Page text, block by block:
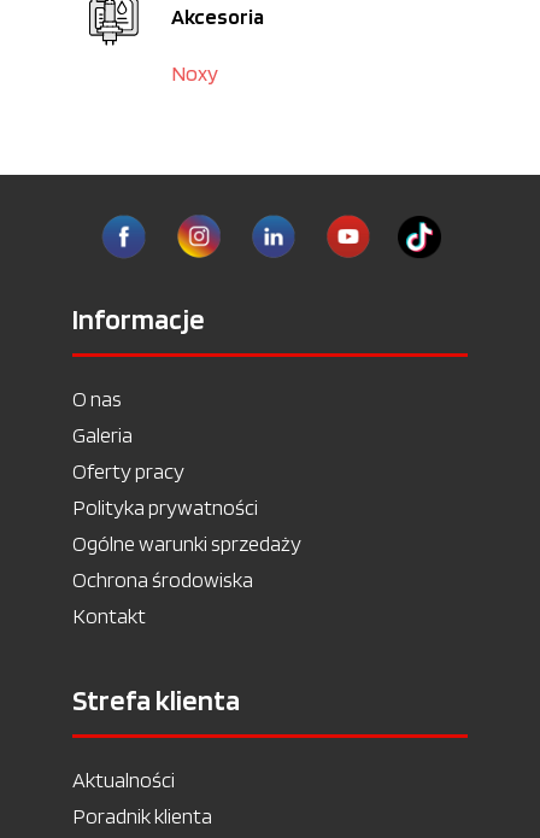
Akcesoria
Noxy
Informacje
O nas
Galeria
Oferty pracy
Polityka prywatności
Ogólne warunki sprzedaży
Ochrona środowiska
Kontakt
Strefa klienta
Aktualności
Poradnik klienta